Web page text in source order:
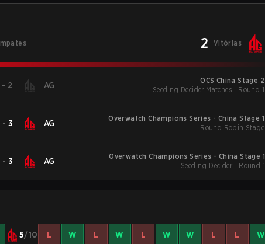
2 Vitórias
- 2 AG
OCS China Stage 2
Seeding Decider Matches - Round 1
-3 AG
Overwatch Champions Series - China Stage 1
Round Robin Stage
-3 AG
Overwatch Champions Series - China Stage 1
Seeding Decider - Round 1
5/10 L W L W L W W L L W